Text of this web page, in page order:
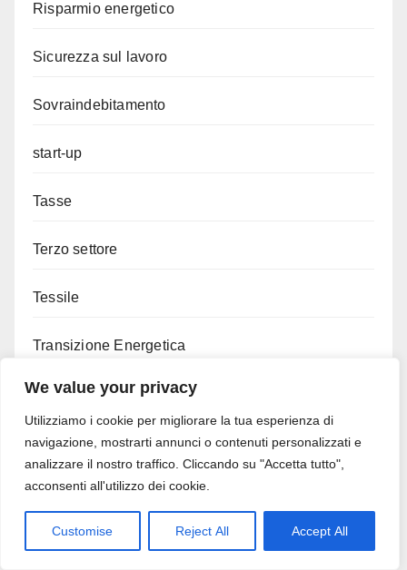
We value your privacy
Utilizziamo i cookie per migliorare la tua esperienza di
navigazione, mostrarti annunci o contenuti personalizzati e
analizzare il nostro traffico. Cliccando su "Accetta tutto",
acconsenti all'utilizzo dei cookie.
Customise Reject All Accept All
Risparmio energetico
Sicurezza sul lavoro
Sovraindebitamento
start-up
Tasse
Terzo settore
Tessile
Transizione Energetica
Trasporti
Turismo
Tutela Patrimonio
Umbria agevolazioni